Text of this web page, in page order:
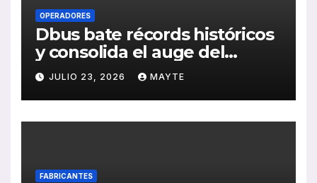
OPERADORES
Dbus bate récords históricos
y consolida el auge del
transporte público en San
Sebastián
JULIO 23, 2026 MAYTE
FABRICANTES